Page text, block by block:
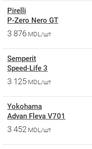
Pirelli
P-Zero Nero GT
3 876 MDL/шт
Semperit
Speed-Life 3
3 125 MDL/шт
Yokohama
Advan Fleva V701
3 452 MDL/шт